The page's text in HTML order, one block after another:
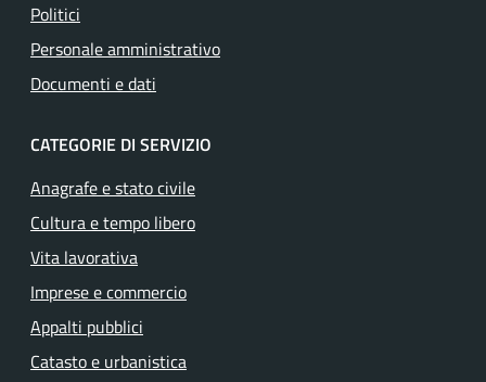
Politici
Personale amministrativo
Documenti e dati
CATEGORIE DI SERVIZIO
Anagrafe e stato civile
Cultura e tempo libero
Vita lavorativa
Imprese e commercio
Appalti pubblici
Catasto e urbanistica